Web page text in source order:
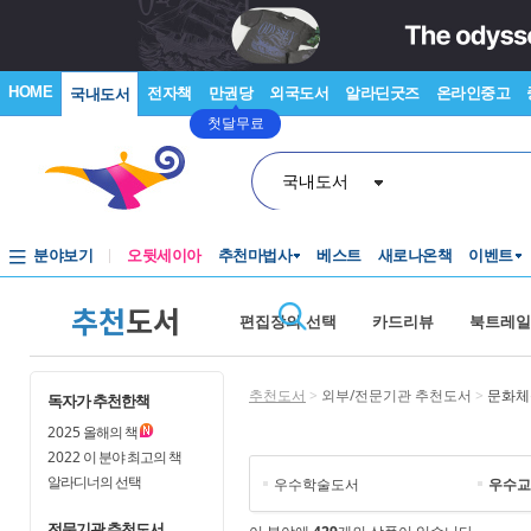
HOME 국내도서 전자책 만권당
첫달무료
외국도서 알라딘굿즈 온라인중고
국내도서
분야보기 오뒷세이아 추천마법사 베스트 새로나온책 이벤트
추천도서 편집장의 선택 카드리뷰 북트레
독자가 추천한책
2025올해의 책
2022이 분야 최고의 책
알라디너의 선택
추천도서 > 외부/전문기관 추천도서 > 문화
우수학술도서 우수